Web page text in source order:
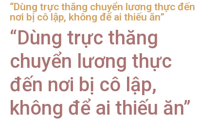
“Dùng trực thăng chuyển lương thực đến
nơi bị cô lập, không để ai thiếu ăn”
“Dùng trực thăng
chuyển lương thực
đến nơi bị cô lập,
không để ai thiếu ăn”